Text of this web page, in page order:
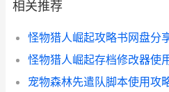
相关推荐
怪物猎人崛起攻略书网盘分
怪物猎人崛起存档修改器使